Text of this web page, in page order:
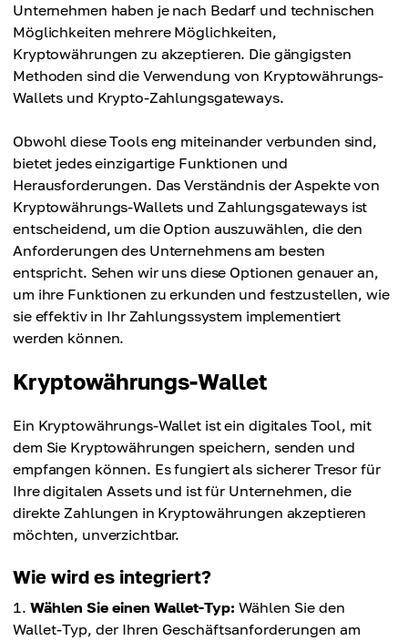
Unternehmen haben je nach Bedarf und technischen
Möglichkeiten mehrere Möglichkeiten,
Kryptowährungen zu akzeptieren. Die gängigsten
Methoden sind die Verwendung von Kryptowährungs-
Wallets und Krypto-Zahlungsgateways.
Obwohl diese Tools eng miteinander verbunden sind,
bietet jedes einzigartige Funktionen und
Herausforderungen. Das Verständnis der Aspekte von
Kryptowährungs-Wallets und Zahlungsgateways ist
entscheidend, um die Option auszuwählen, die den
Anforderungen des Unternehmens am besten
entspricht. Sehen wir uns diese Optionen genauer an,
um ihre Funktionen zu erkunden und festzustellen, wie
sie effektiv in Ihr Zahlungssystem implementiert
werden können.
Kryptowährungs-Wallet
Ein Kryptowährungs-Wallet ist ein digitales Tool, mit
dem Sie Kryptowährungen speichern, senden und
empfangen können. Es fungiert als sicherer Tresor für
Ihre digitalen Assets und ist für Unternehmen, die
direkte Zahlungen in Kryptowährungen akzeptieren
möchten, unverzichtbar.
Wie wird es integriert?
Wählen Sie einen Wallet-Typ: Wählen Sie den
Wallet-Typ, der Ihren Geschäftsanforderungen am